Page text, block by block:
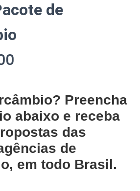
de
Preencha
abaixo e receba
das
de
em todo Brasil.